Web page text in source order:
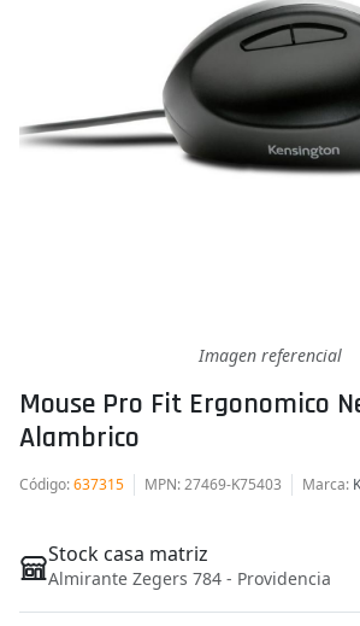
Imagen referencial
Mouse Pro Fit Ergonomico
Alambrico
Código:637315 MPN: 27469-K75403 Marca:
Stock casa matriz
Almirante Zegers 784 - Providencia